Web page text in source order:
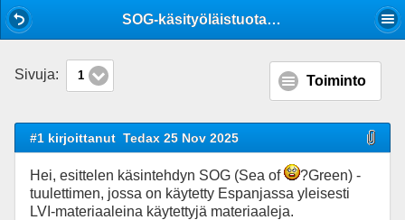
SOG-käsityöläistuotanto
Sivuja: 1 Toiminto
#1 kirjoittanut Tedax 25 Nov 2025
Hei, esittelen käsintehdyn SOG (Sea of
?Green) -
tuulettimen, jossa on käytetty Espanjassa yleisesti
LVI-materiaaleina käytettyjä materiaaleja.